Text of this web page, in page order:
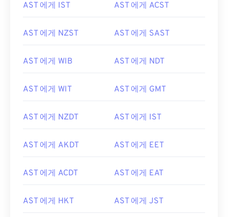
AST 에게 IST AST 에게 ACST
AST 에게 NZST AST 에게 SAST
AST 에게 WIB AST 에게 NDT
AST 에게 WIT AST 에게 GMT
AST 에게 NZDT AST 에게 IST
AST 에게 AKDT AST 에게 EET
AST 에게 ACDT AST 에게 EAT
AST 에게 HKT AST 에게 JST